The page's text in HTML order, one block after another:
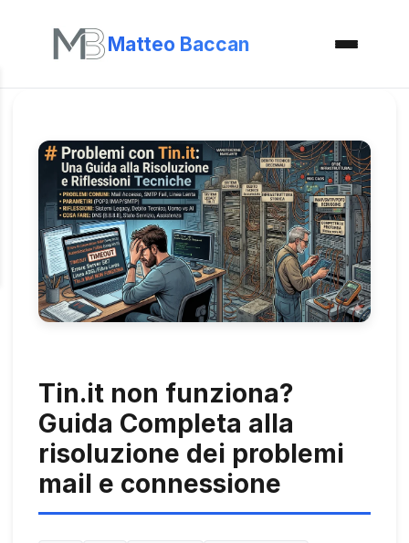
Matteo Baccan
Tin.it non funziona?
Guida Completa alla
risoluzione dei problemi
mail e connessione